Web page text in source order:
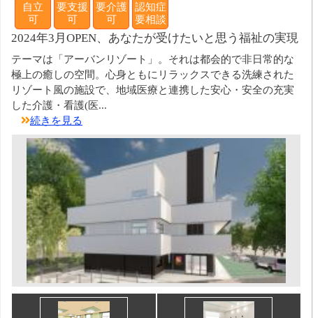
自立
可
要支援
可
要介護
可
認知症
要相談
2024年3月OPEN、あなたが受けたいと思う福祉の実現
テーマは「アーバンリゾート」。それは都会的で非日常的な
極上の癒しの空間。心身ともにリラックスできる洗練された
リゾート風の施設で、地域医療と連携した安心・安全の充実
した介護・看護(医...
続きを見る